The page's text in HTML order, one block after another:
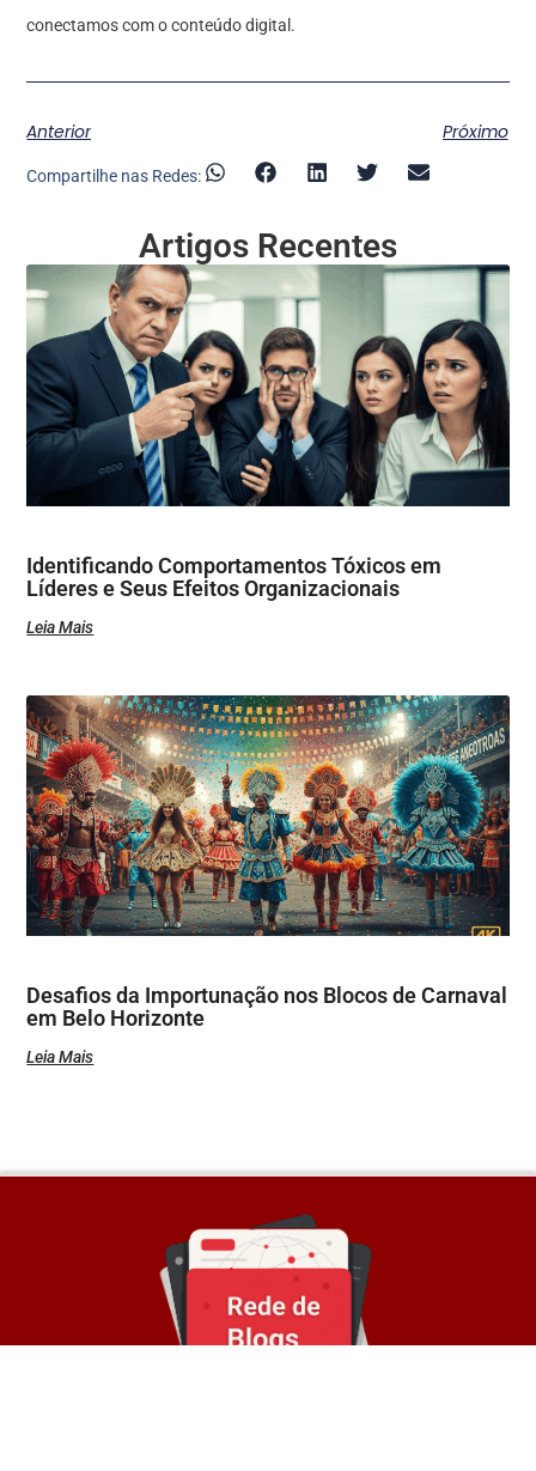
conectamos com o conteúdo digital.
Anterior Próximo
Compartilhe nas Redes:
Artigos Recentes
Identificando Comportamentos Tóxicos em
Líderes e Seus Efeitos Organizacionais
Leia Mais
Desafios da Importunação nos Blocos de Carnaval
em Belo Horizonte
Leia Mais